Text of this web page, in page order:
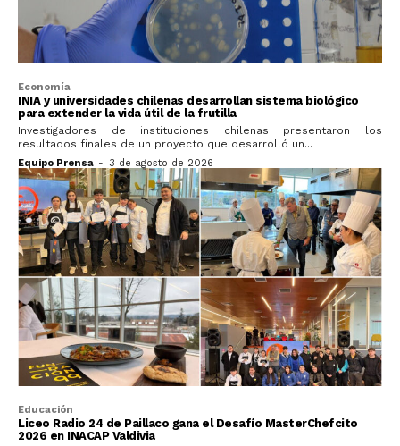
Economía
INIA y universidades chilenas desarrollan sistema biológico
para extender la vida útil de la frutilla
Investigadores de instituciones chilenas presentaron los
resultados finales de un proyecto que desarrolló un...
Equipo Prensa - 3 de agosto de 2026
Educación
Liceo Radio 24 de Paillaco gana el Desafío MasterChefcito
2026 en INACAP Valdivia